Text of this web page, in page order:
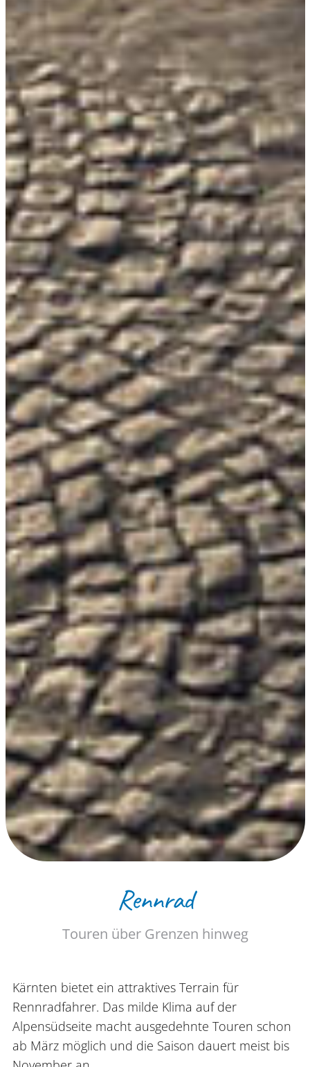
Rennrad
Touren über Grenzen hinweg
Kärnten bietet ein attraktives Terrain für
Rennradfahrer. Das milde Klima auf der
Alpensüdseite macht ausgedehnte Touren schon
ab März möglich und die Saison dauert meist bis